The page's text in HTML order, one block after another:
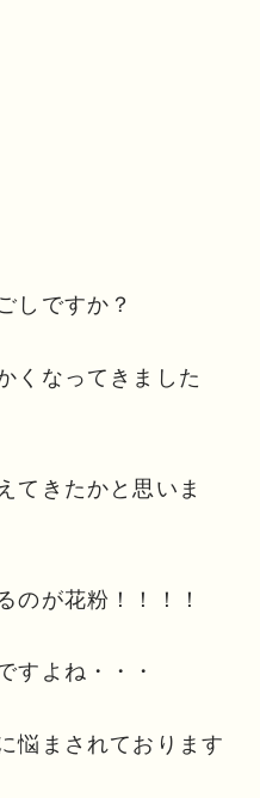
しですか？
くなってきました
てきたかと思いま
のが花粉！！！！
すよね・・・
悩まされております